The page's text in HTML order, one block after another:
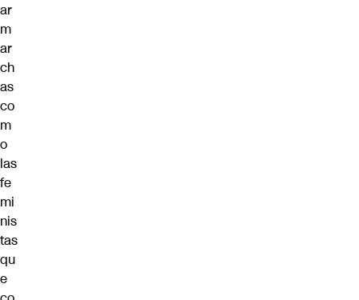
ar
m
ar
ch
as
co
m
o
las
fe
mi
nis
tas
qu
e